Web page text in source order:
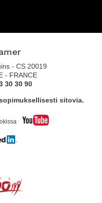
- CS 20019
- FRANCE
30 30 90
sitovia.